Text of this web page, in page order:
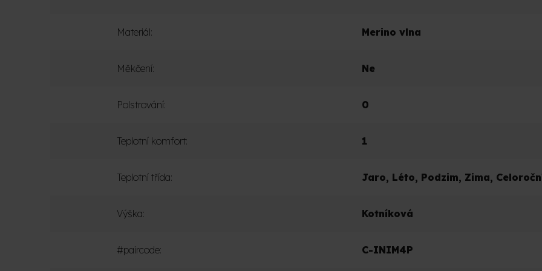
Materiál: Merino vlna
Měkčení: Ne
Polstrování: 0
Teplotní komfort: 1
Teplotní třída: Jaro, Léto, Podzim, Zima,
Výška: Kotníková
#paircode: C-INIM4P